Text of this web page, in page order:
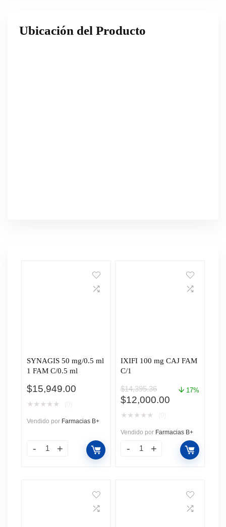
Ubicación del Producto
SYNAGIS 50 mg/0.5 ml
1 FAM C/0.5 ml
$15,949.00
★ ★ ★ ★ ★
Vendido por Farmacias B+
IXIFI 100 mg CAJ FAM
C/1
$14,395.36
El
precio
era:
$14,395.36.
$12,000.00El
es:
$12,000.00.
17%
★ ★ ★ ★ ★
Vendido por Farmacias B+